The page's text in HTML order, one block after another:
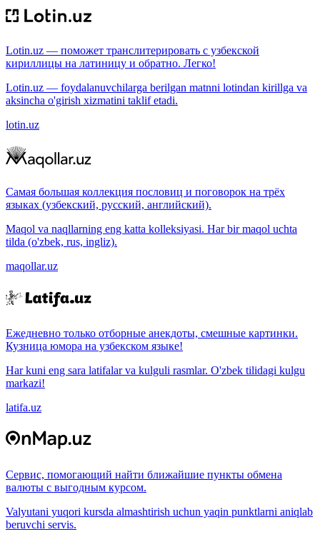
Lotin.uz — поможет транслитерировать с узбекской
кириллицы на латиницу и обратно. Легко!
Lotin.uz — foydalanuvchilarga berilgan matnni lotindan kirillga va
aksincha o'girish xizmatini taklif etadi.
lotin.uz
Самая большая коллекция пословиц и поговорок на трёх
языках (узбекский, русский, английский).
Maqol va naqllarning eng katta kolleksiyasi. Har bir maqol uchta
tilda (o'zbek, rus, ingliz).
maqollar.uz
Ежедневно только отборные анекдоты, смешные картинки.
Кузница юмора на узбекском языке!
Har kuni eng sara latifalar va kulguli rasmlar. O'zbek tilidagi kulgu
markazi!
latifa.uz
Сервис, помогающий найти ближайшие пункты обмена
валюты с выгодным курсом.
Valyutani yuqori kursda almashtirish uchun yaqin punktlarni aniqlab
beruvchi servis.